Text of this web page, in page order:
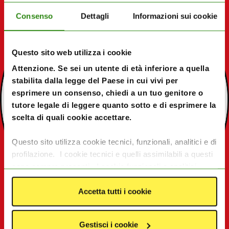
Consenso Dettagli Informazioni sui cookie
Questo sito web utilizza i cookie
Attenzione. Se sei un utente di età inferiore a quella
stabilita dalla legge del Paese in cui vivi per
esprimere un consenso, chiedi a un tuo genitore o
tutore legale di leggere quanto sotto e di esprimere la
scelta di quali cookie accettare.
Questo sito utilizza cookie tecnici, funzionali, analitici e di
profilazione. I cookie tecnici e quelli assimilabili a questi
sono sempre presenti. I cookie funzionali e analitici
consentono di migliorare le funzionalità del sito
monitorando l’utilizzo del sito stesso. I cookie di
profilazione e le tecnologie assimilabili, quali pixel e tag,
Accetta tutti i cookie
Gestisci i cookie